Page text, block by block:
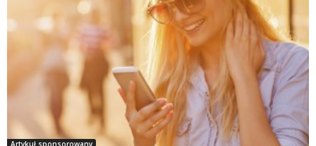
Artykuł sponsorowany